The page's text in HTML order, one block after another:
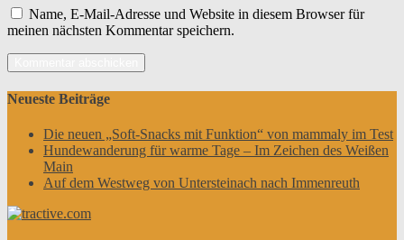
Name, E-Mail-Adresse und Website in diesem Browser für
meinen nächsten Kommentar speichern.
Neueste Beiträge
Die neuen „Soft-Snacks mit Funktion“ von mammaly im Test
Hundewanderung für warme Tage – Im Zeichen des Weißen
Main
Auf dem Westweg von Untersteinach nach Immenreuth